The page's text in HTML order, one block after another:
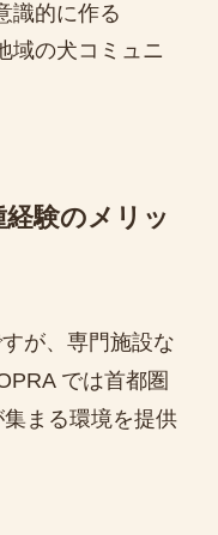
識的に作る
域の犬コミュニ
験のメリッ
が、専門施設な
では首都圏
まる環境を提供